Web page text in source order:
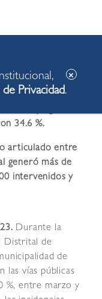
del Comité
(Codisec)
34.6 %.
articulado entre
generó más de
intervenidos y
Durante la
Distrital de
de
las vías públicas
%, entre marzo y
de Privacidad.